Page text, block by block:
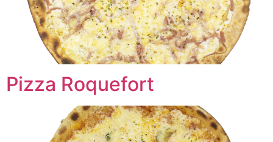
Pizza Roquefort